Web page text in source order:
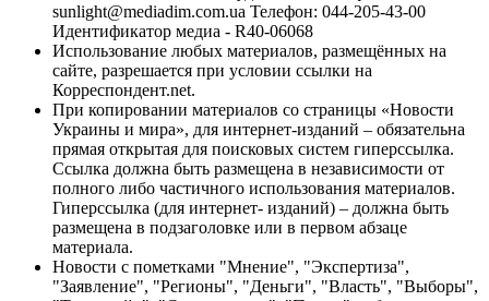
sunlight@mediadim.com.ua Телефон: 044-205-43-00
Идентификатор медиа - R40-06068
Использование любых материалов, размещённых на
сайте, разрешается при условии ссылки на
Корреспондент.net.
При копировании материалов со страницы «Новости
Украины и мира», для интернет-изданий – обязательна
прямая открытая для поисковых систем гиперссылка.
Ссылка должна быть размещена в независимости от
полного либо частичного использования материалов.
Гиперссылка (для интернет- изданий) – должна быть
размещена в подзаголовке или в первом абзаце
материала.
Новости с пометками "Мнение", "Экспертиза",
"Заявление", "Регионы", "Деньги", "Власть", "Выборы",